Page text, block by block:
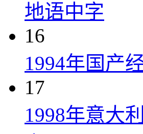
地语中字
16
1994年国产
17
1998年意大